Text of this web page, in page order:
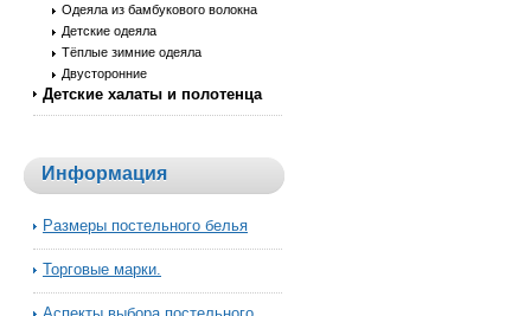
Одеяла из бамбукового волокна
Детские одеяла
Тёплые зимние одеяла
Двусторонние
Детские халаты и полотенца
Информация
Размеры постельного белья
Торговые марки.